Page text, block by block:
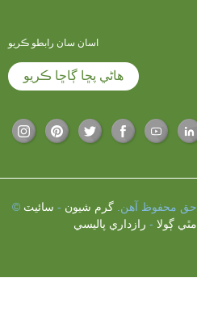
اسان سان رابطو ڪريو
هاڻي پڇا ڳاڇا ڪريو
گرم شيون - سائيٽ
مٿي ڳولا - رازداري پاليسي